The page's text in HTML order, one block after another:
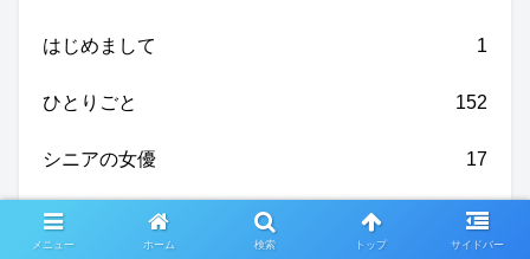
はじめまして 1
ひとりごと 152
シニアの女優 17
ソロ活 42
メニュー ホーム 検索 トップ サイドバー